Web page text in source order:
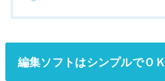
編集ソフトはシンプルでＯＫ